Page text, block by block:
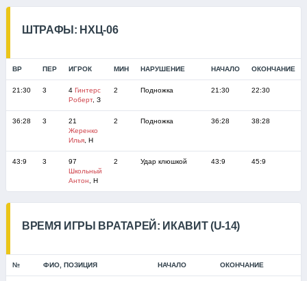
ШТРАФЫ: НХЦ-06
ВР ПЕР ИГРОК МИН НАРУШЕНИЕ НАЧАЛО ОКОНЧАНИЕ
21:30 3 4 Гинтерс
Роберт, З
2 Подножка 21:30 22:30
36:28 3
21
Жеренко
Илья, Н
2 Подножка 36:28 38:28
43:9 3
97
Школьный
Антон , Н
2 Удар клюшкой 43:9 45:9
ВРЕМЯ ИГРЫ ВРАТАРЕЙ: ИКАВИТ (U-14)
№ ФИО, ПОЗИЦИЯ НАЧАЛО ОКОНЧАНИЕ